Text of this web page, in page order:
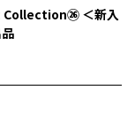
㉖ ＜新入